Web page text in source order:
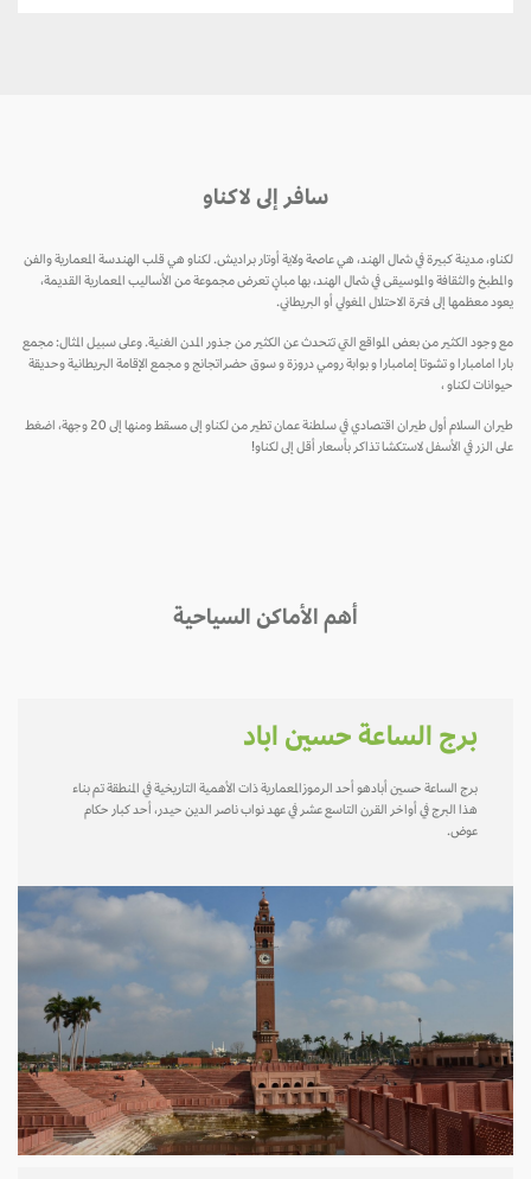
سافر إلى لاكناو
لكناو، مدينة كبيرة في شمال الهند، هي عاصمة ولاية أوتار براديش. لكناو هي قلب الهندسة المعمارية والفن
والمطبخ والثقافة والموسيقى في شمال الهند، بها مبانٍ تعرض مجموعة من الأساليب المعمارية القديمة،
يعود معظمها إلى فترة الاحتلال المغولي أو البريطاني.
مع وجود الكثير من بعض المواقع التي تتحدث عن الكثير من جذور المدن الغنية. وعلى سبيل المثال: مجمع
بارا امامبارا و تشوتا إمامبارا و بوابة رومي دروزة و سوق حضراتجانج و مجمع الإقامة البريطانية وحديقة
حيوانات لكناو ،
طيران السلام أول طيران اقتصادي في سلطنة عمان تطير من لكناو إلى مسقط ومنها إلى 20 وجهة، اضغط
على الزر في الأسفل لاستكشا تذاكر بأسعار أقل إلى لكناو!
أهم الأماكن السياحية
برج الساعة حسين اباد
برج الساعة حسين أبادهو أحد الرموزالمعمارية ذات الأهمية التاريخية في المنطقة تم بناء
هذا البرج في أواخر القرن التاسع عشر في عهد نواب ناصر الدين حيدر، أحد كبار حكام
عوض.